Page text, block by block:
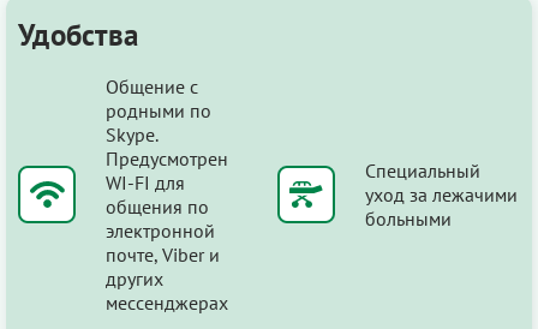
Удобства
Общение с
родными по
Skype.
Предусмотрен
WI-FI для
общения по
электронной
почте, Viber и
других
мессенджерах
Специальный
уход за лежачими
больными